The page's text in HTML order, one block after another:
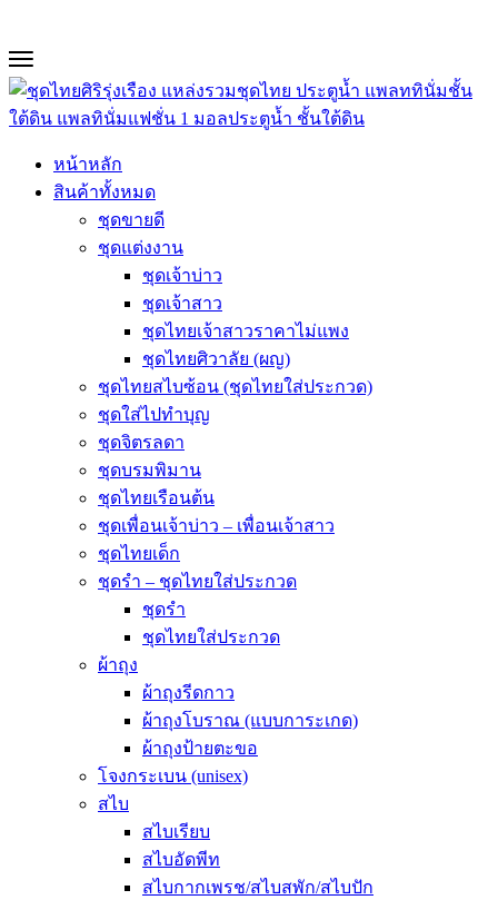
หน้าหลัก
สินค้าทั้งหมด
ชุดขายดี
ชุดแต่งงาน
ชุดเจ้าบ่าว
ชุดเจ้าสาว
ชุดไทยเจ้าสาวราคาไม่แพง
ชุดไทยศิวาลัย (ผญ)
ชุดไทยสไบซ้อน (ชุดไทยใส่ประกวด)
ชุดใส่ไปทำบุญ
ชุดจิตรลดา
ชุดบรมพิมาน
ชุดไทยเรือนต้น
ชุดเพื่อนเจ้าบ่าว – เพื่อนเจ้าสาว
ชุดไทยเด็ก
ชุดรำ – ชุดไทยใส่ประกวด
ชุดรำ
ชุดไทยใส่ประกวด
ผ้าถุง
ผ้าถุงรีดกาว
ผ้าถุงโบราณ (แบบการะเกด)
ผ้าถุงป้ายตะขอ
โจงกระเบน (unisex)
สไบ
สไบเรียบ
สไบอัดพีท
สไบกากเพรช/สไบสพัก/สไบปัก